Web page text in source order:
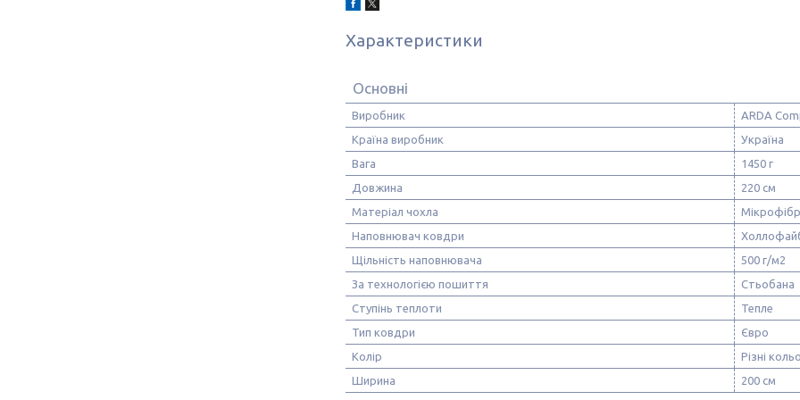
Характеристики
Основні
Виробник
ARDA
Країна виробник
Україна
Вага
1450 г
Довжина
220 см
Матеріал чохла
Наповнювач ковдри
Щільність наповнювача
500 г/м2
За технологією пошиття
Стьобана
Ступінь теплоти
Тепле
Тип ковдри
Євро
Колір
Різні
Ширина
200 см